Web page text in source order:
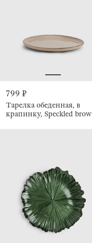
799 ₽
Тарелка обеденная, в
крапинку, Speckled